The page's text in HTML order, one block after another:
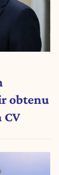
obtenu
CV